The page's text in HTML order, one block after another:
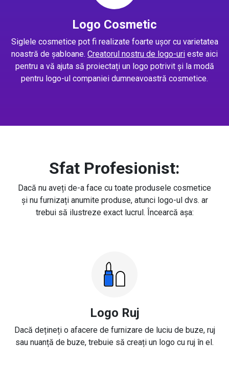
Logo Cosmetic
Siglele cosmetice pot fi realizate foarte ușor cu varietatea
noastră de șabloane. Creatorul nostru de logo-uri este aici
pentru a vă ajuta să proiectați un logo potrivit și la modă
pentru logo-ul companiei dumneavoastră cosmetice.
Sfat Profesionist:
Dacă nu aveți de-a face cu toate produsele cosmetice
și nu furnizați anumite produse, atunci logo-ul dvs. ar
trebui să ilustreze exact lucrul. Încearcă așa:
Logo Ruj
Dacă dețineți o afacere de furnizare de luciu de buze, ruj
sau nuanță de buze, trebuie să creați un logo cu ruj în el.